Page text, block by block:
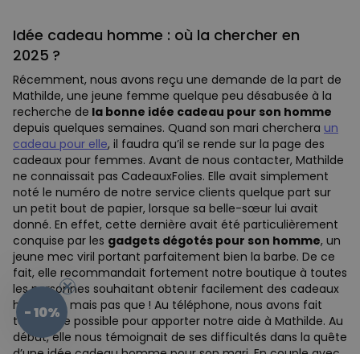
Idée cadeau homme : où la chercher en
2025 ?
Récemment, nous avons reçu une demande de la part de
Mathilde, une jeune femme quelque peu désabusée à la
recherche de la bonne idée cadeau pour son homme
depuis quelques semaines. Quand son mari cherchera un
cadeau pour elle, il faudra qu’il se rende sur la page des
cadeaux pour femmes. Avant de nous contacter, Mathilde
ne connaissait pas CadeauxFolies. Elle avait simplement
noté le numéro de notre service clients quelque part sur
un petit bout de papier, lorsque sa belle-sœur lui avait
donné. En effet, cette dernière avait été particulièrement
conquise par les gadgets dégotés pour son homme, un
jeune mec viril portant parfaitement bien la barbe. De ce
fait, elle recommandait fortement notre boutique à toutes
les personnes souhaitant obtenir facilement des cadeaux
hommes, mais pas que ! Au téléphone, nous avons fait
tout notre possible pour apporter notre aide à Mathilde. Au
début, elle nous témoignait de ses difficultés dans la quête
- 10%